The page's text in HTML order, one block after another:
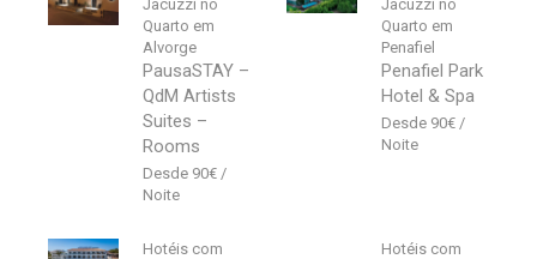
Jacuzzi no
Quarto em
Alvorge
PausaSTAY –
QdM Artists
Suites –
Rooms
90€
Jacuzzi no
Quarto em
Penafiel
Penafiel Park
Hotel & Spa
90€
Hotéis com
Hotéis com